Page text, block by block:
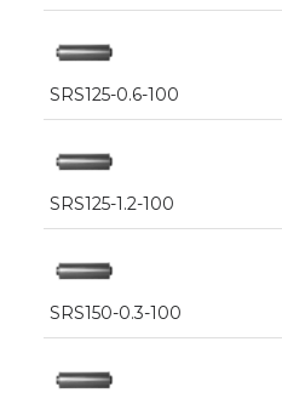
SRS125-0.6-100
SRS125-1.2-100
SRS150-0.3-100